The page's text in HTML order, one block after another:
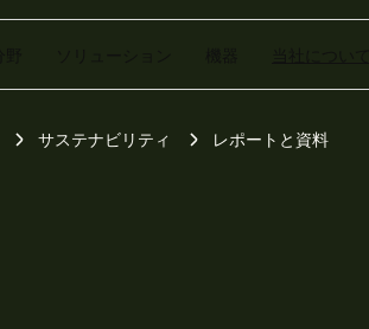
サステナビリティ レポートと資料